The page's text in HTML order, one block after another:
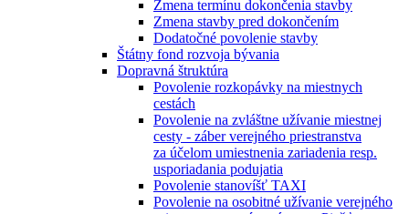
Zmena termínu dokončenia stavby
Zmena stavby pred dokončením
Dodatočné povolenie stavby
Štátny fond rozvoja bývania
Dopravná štruktúra
Povolenie rozkopávky na miestnych
cestách
Povolenie na zvláštne užívanie miestnej
cesty - záber verejného priestranstva
za účelom umiestnenia zariadenia resp.
usporiadania podujatia
Povolenie stanovíšť TAXI
Povolenie na osobitné užívanie verejného